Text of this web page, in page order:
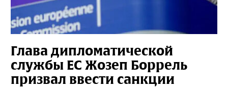
Глава дипломатической
службы ЕС Жозеп Боррель
призвал ввести санкции